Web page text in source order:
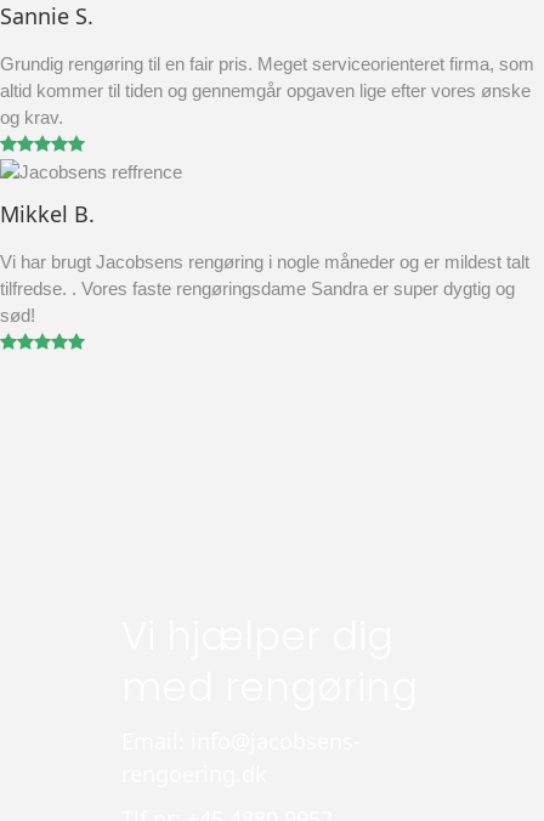
Sannie S.
Grundig rengøring til en fair pris. Meget serviceorienteret firma, som
altid kommer til tiden og gennemgår opgaven lige efter vores ønske
og krav.
Mikkel B.
Vi har brugt Jacobsens rengøring i nogle måneder og er mildest talt
tilfredse. . Vores faste rengøringsdame Sandra er super dygtig og
sød!